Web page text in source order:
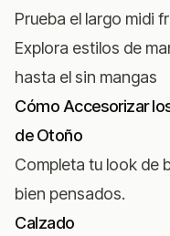
Prueba el largo midi
Explora estilos de
hasta el sin mangas
Cómo Accesorizar
de Otoño
Completa tu look de
bien pensados.
Calzado